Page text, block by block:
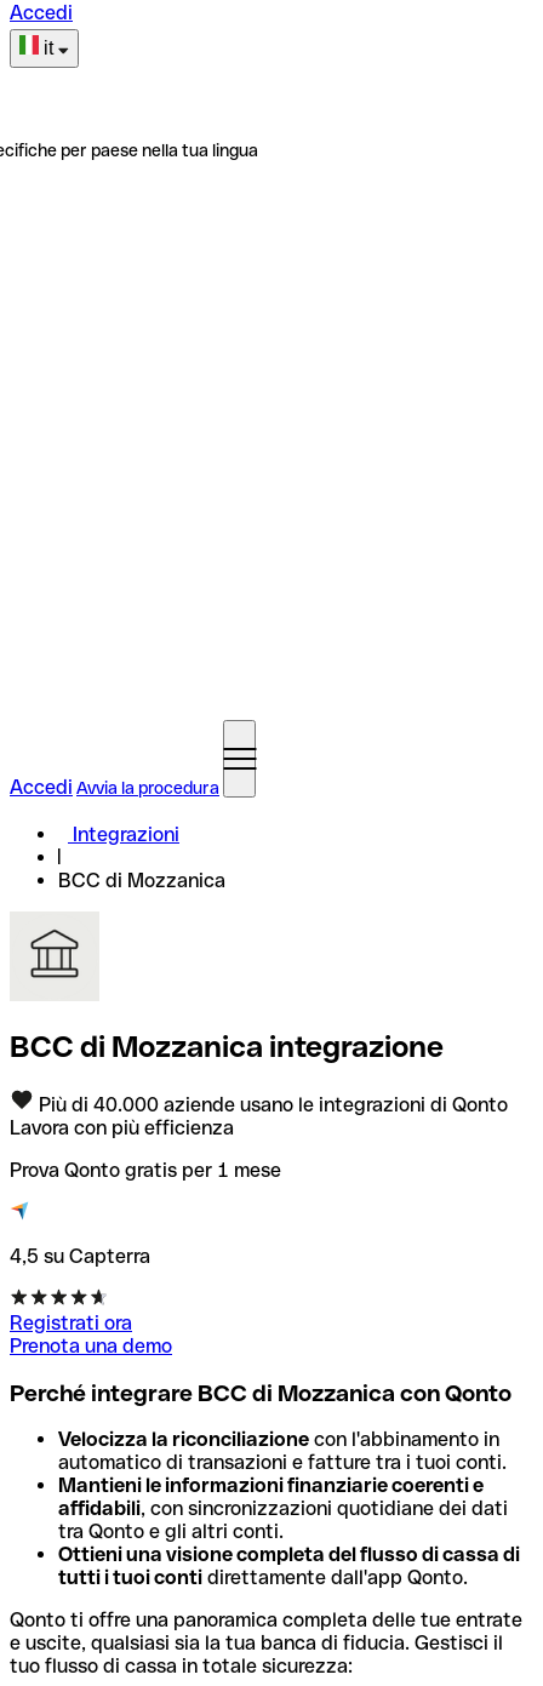
Accedi
it
per paese nella tua lingua
Accedi Avvia la procedura
Integrazioni
BCC di Mozzanica
BCC di Mozzanica integrazione
Più di 40.000 aziende usano le integrazioni di Qonto
Lavora con più efficienza
Prova Qonto gratis per 1 mese
4,5 su Capterra
Registrati ora
Prenota una demo
Perché integrare BCC di Mozzanica con Qonto
Velocizza la riconciliazione con l'abbinamento in
automatico di transazioni e fatture tra i tuoi conti.
Mantieni le informazioni finanziarie coerenti e
affidabili, con sincronizzazioni quotidiane dei dati
tra Qonto e gli altri conti.
Ottieni una visione completa del flusso di cassa di
tutti i tuoi conti direttamente dall'app Qonto.
Qonto ti offre una panoramica completa delle tue entrate
e uscite, qualsiasi sia la tua banca di fiducia. Gestisci il
tuo flusso di cassa in totale sicurezza: